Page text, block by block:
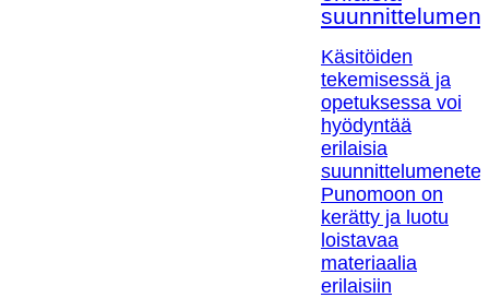
Käsitöiden
tekemisessä ja
opetuksessa voi
hyödyntää
erilaisia
Punomoon on
kerätty ja luotu
loistavaa
materiaalia
erilaisiin